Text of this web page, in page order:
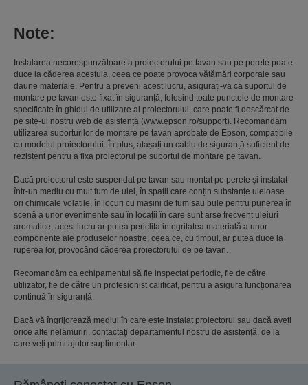
Note:
Instalarea necorespunzătoare a proiectorului pe tavan sau pe perete poate
duce la căderea acestuia, ceea ce poate provoca vătămări corporale sau
daune materiale. Pentru a preveni acest lucru, asigurați-vă că suportul de
montare pe tavan este fixat în siguranță, folosind toate punctele de montare
specificate în ghidul de utilizare al proiectorului, care poate fi descărcat de
pe site-ul nostru web de asistență (www.epson.ro/support). Recomandăm
utilizarea suporturilor de montare pe tavan aprobate de Epson, compatibile
cu modelul proiectorului. În plus, atașați un cablu de siguranță suficient de
rezistent pentru a fixa proiectorul pe suportul de montare pe tavan.
Dacă proiectorul este suspendat pe tavan sau montat pe perete și instalat
într-un mediu cu mult fum de ulei, în spații care conțin substanțe uleioase
ori chimicale volatile, în locuri cu mașini de fum sau bule pentru punerea în
scenă a unor evenimente sau în locații în care sunt arse frecvent uleiuri
aromatice, acest lucru ar putea periclita integritatea materială a unor
componente ale produselor noastre, ceea ce, cu timpul, ar putea duce la
ruperea lor, provocând căderea proiectorului de pe tavan.
Recomandăm ca echipamentul să fie inspectat periodic, fie de către
utilizator, fie de către un profesionist calificat, pentru a asigura funcționarea
continuă în siguranță.
Dacă vă îngrijorează mediul în care este instalat proiectorul sau dacă aveți
orice alte nelămuriri, contactați departamentul nostru de asistență, de la
care veți primi ajutor suplimentar.